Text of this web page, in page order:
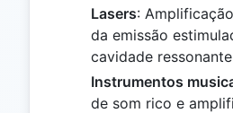
Lasers:
da emissão
cavidade
Instrumentos
de som rico e